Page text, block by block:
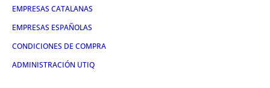
EMPRESAS CATALANAS
EMPRESAS ESPAÑOLAS
CONDICIONES DE COMPRA
ADMINISTRACIÓN UTIQ